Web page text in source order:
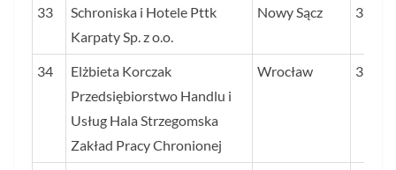
33
Schroniska i Hotele Pttk
Karpaty Sp. z o.o.
Nowy Sącz 37
34
Elżbieta Korczak
Przedsiębiorstwo Handlu i
Usług Hala Strzegomska
Zakład Pracy Chronionej
Wrocław 35